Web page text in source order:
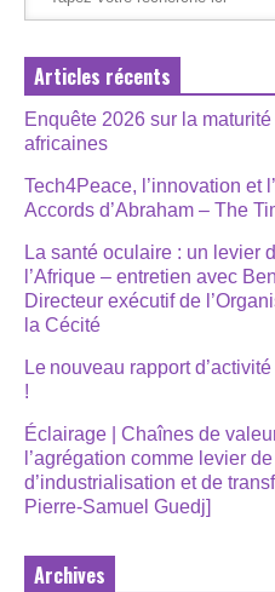
Articles récents
Enquête 2026 sur la
africaines
Tech4Peace, l’innovation et
Accords d’Abraham – The
La santé oculaire : un levier
l’Afrique – entretien avec
Directeur exécutif de
la Cécité
Le nouveau rapport
!
Éclairage | Chaînes de
l’agrégation comme levier
d’industrialisation et de
Pierre-Samuel Guedj]
Archives